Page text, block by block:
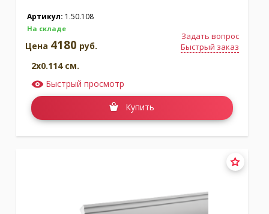
Артикул: 1.50.108
На складе
Задать вопрос
Быстрый заказ
Цена 4180 руб.
2x0.114 см.
Быстрый просмотр
Купить